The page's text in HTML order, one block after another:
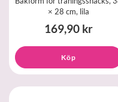
× 28 cm, lila
169,90 kr
Köp